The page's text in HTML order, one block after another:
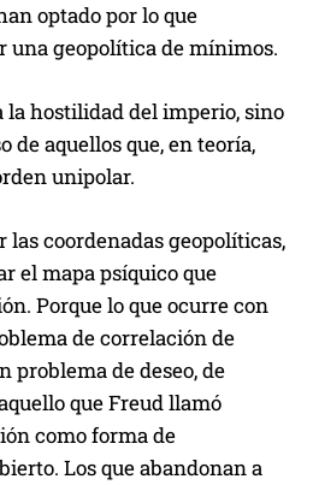
optado por lo que
una geopolítica de mínimos.
la hostilidad del imperio, sino
de aquellos que, en teoría,
unipolar.
las coordenadas geopolíticas,
el mapa psíquico que
Porque lo que ocurre con
de correlación de
problema de deseo, de
que Freud llamó
como forma de
Los que abandonan a